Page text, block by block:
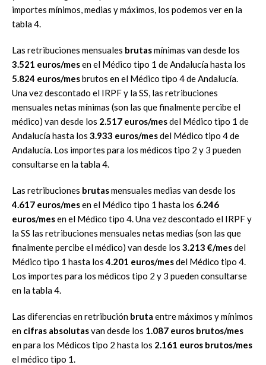
importes mínimos, medias y máximos, los podemos ver en la
tabla 4.
Las retribuciones mensuales brutasmínimas van desde los
3.521 euros/mesen el Médico tipo 1 de Andalucía hasta los
5.824 euros/mesbrutos en el Médico tipo 4 de Andalucía.
Una vez descontado el IRPF y la SS, las retribuciones
mensuales netas mínimas (son las que finalmente percibe el
médico) van desde los 2.517 euros/mesdel Médico tipo 1 de
Andalucía hasta los 3.933 euros/mesdel Médico tipo 4 de
Andalucía. Los importes para los médicos tipo 2 y 3 pueden
consultarse en la tabla 4.
Las retribuciones brutasmensuales medias van desde los
4.617 euros/mesen el Médico tipo 1 hasta los 6.246
euros/mesen el Médico tipo 4. Una vez descontado el IRPF y
la SS las retribuciones mensuales netas medias (son las que
finalmente percibe el médico) van desde los 3.213 €/mesdel
Médico tipo 1 hasta los4.201 euros/mesdel Médico tipo 4.
Los importes para los médicos tipo 2 y 3 pueden consultarse
en la tabla 4.
Las diferencias en retribución bruta entre máximos y mínimos
en cifras absolutasvan desde los 1.087 euros brutos/mes
en para los Médicos tipo 2 hasta los 2.161 euros brutos/mes
el médico tipo 1.